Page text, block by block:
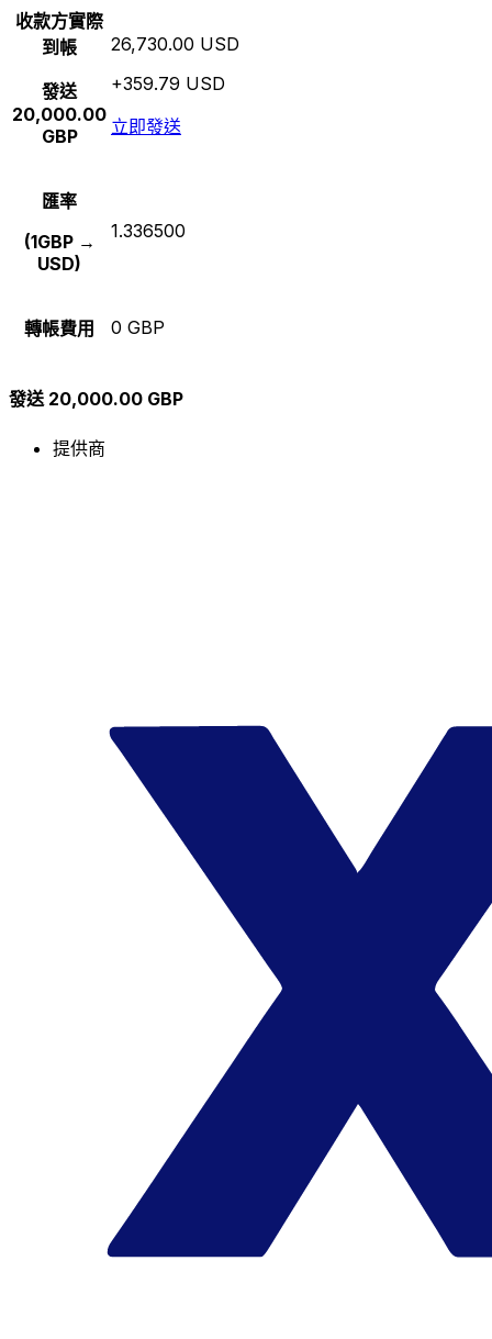
收款方實際
到帳
發送
20,000.00
GBP
26,730.00 USD
+359.79 USD
立即發送
匯率
(1GBP →
USD)
1.336500
轉帳費用 0 GBP
發送 20,000.00 GBP
提供商